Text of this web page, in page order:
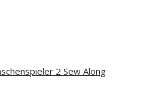
2 Sew Along